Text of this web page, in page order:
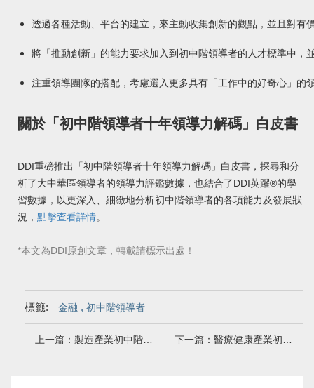
透過各種活動、平台的建立，來主動收集創新的觀點，並且對
將「推動創新」的能力要求加入到初中階領導者的人才標準中
注重領導團隊的搭配，考慮選入更多具有「工作中的好奇心」
關於「初中階領導者十年領導力解碼」白皮書
DDI重磅推出「初中階領導者十年領導力解碼」白皮書，探尋和分
析了大中華區領導者的領導力評鑑數據，也結合了DDI英躍®的學
習數據，以更深入、細緻地分析初中階領導者的各項能力及發展狀
況， 點擊查看詳情。
*本文為DDI原創文章，轉載請標示出處！
標籤: 金融 , 初中階領導者